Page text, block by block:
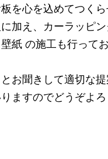
を心を込めてつくら
加え、カーラッピ
紙 の施工も行って
お聞きして適切な
ますのでどうぞよ